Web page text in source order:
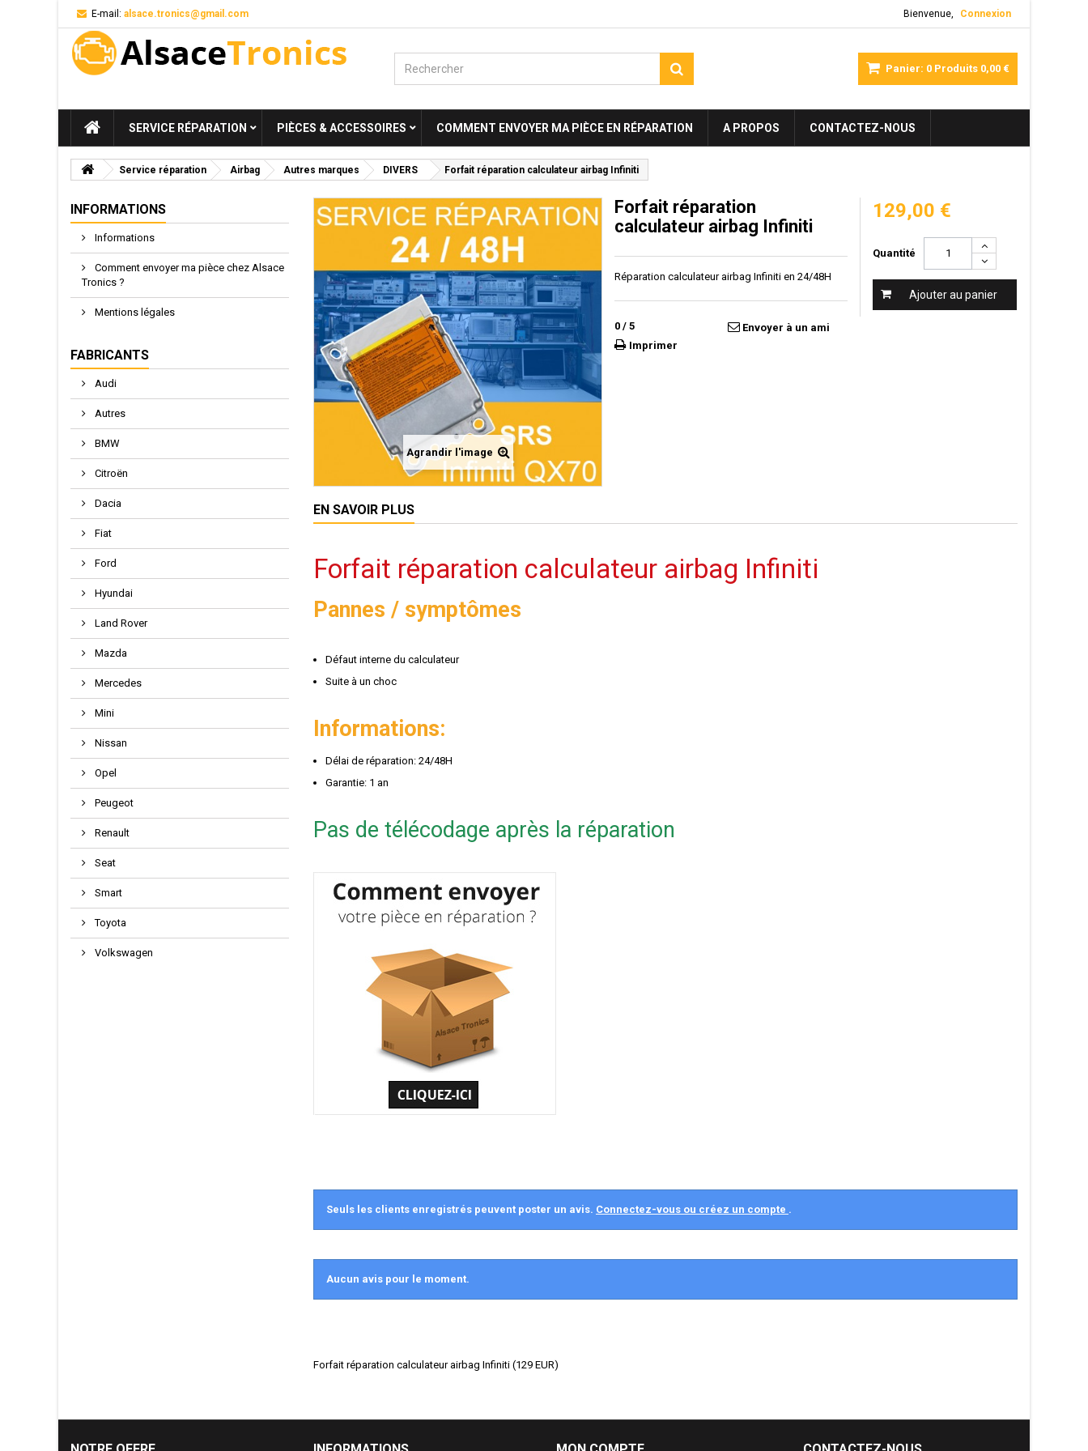
Bienvenue, Connexion
E-mail: alsace.tronics@gmail.com
Panier: 0 Produits 0,00 €
SERVICE RÉPARATION PIÈCES & ACCESSOIRES COMMENT ENVOYER MA PIÈCE EN RÉPARATION A PROPOS CONTACTEZ-NOUS
Service réparation Airbag Autres marques DIVERS Forfait réparation calculateur airbag Infiniti
INFORMATIONS
Informations
Comment envoyer ma pièce chez Alsace
Tronics ?
Mentions légales
FABRICANTS
Audi
Autres
BMW
Citroën
Dacia
Fiat
Ford
Hyundai
Land Rover
Mazda
Mercedes
Mini
Nissan
Opel
Peugeot
Renault
Seat
Smart
Toyota
Volkswagen
Agrandir l'image
Forfait réparation
calculateur airbag Infiniti
Réparation calculateur airbag Infiniti en 24/48H
0 / 5
Envoyer à un ami
Imprimer
129,00 €
Quantité
Ajouter au panier
EN SAVOIR PLUS
Forfait réparation calculateur airbag Infiniti
Pannes / symptômes
Défaut interne du calculateur
Suite à un choc
Informations:
Délai de réparation: 24/48H
Garantie: 1 an
Pas de télécodage après la réparation
Seuls les clients enregistrés peuvent poster un avis. Connectez-vous ou créez un compte .
Aucun avis pour le moment.
Forfait réparation calculateur airbag Infiniti (129 EUR)